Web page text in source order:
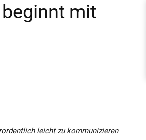
mit
leicht zu kommunizieren